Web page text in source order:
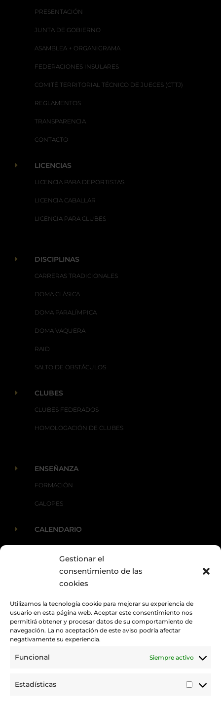
Gestionar el
consentimiento de las
cookies
Utilizamos la tecnología cookie para mejorar su experiencia de
usuario en esta página web. Aceptar este consentimiento nos
permitirá obtener y procesar datos de su comportamiento de
navegación. La no aceptación de este aviso podría afectar
negativamente su experiencia.
Funcional Siempre activo
Estadísticas
PRESENTACIÓN
JUNTA DE GOBIERNO
ASAMBLEA + ORGANIGRAMA
FEDERACIONES INSULARES
COMITÉ TERRITORIAL TÉCNICO DE JUECES (CTTJ)
REGLAMENTOS
TRANSPARENCIA
CONTACTO
E LICENCIAS
LICENCIA PARA DEPORTISTAS
LICENCIA CABALLAR
LICENCIA PARA CLUBES
E DISCIPLINAS
CARRERAS TRADICIONALES
DOMA CLÁSICA
DOMA PARALÍMPICA
DOMA VAQUERA
RAID
SALTO DE OBSTÁCULOS
E CLUBES
CLUBES FEDERADOS
HOMOLOGACIÓN DE CLUBES
E ENSEÑANZA
FORMACIÓN
GALOPES
E CALENDARIO
ACTUALIDAD
Promovemos y desarrollamos la práctica de la hípica en Canarias.